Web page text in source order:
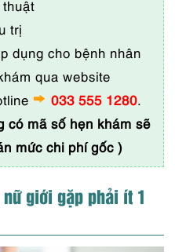
trị
dụng cho bệnh nhân
qua website
033 555 1280.
có mã số hẹn khám sẽ
mức chi phí gốc )
giới gặp phải ít 1